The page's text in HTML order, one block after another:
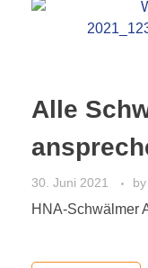
Alle
30. Juni 2021 by
HNA-Schwälmer